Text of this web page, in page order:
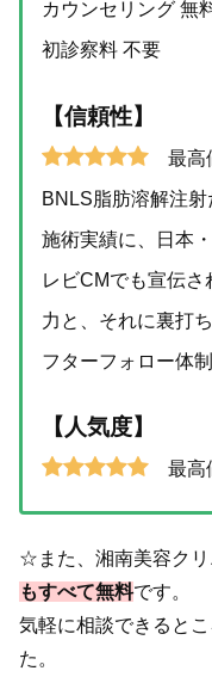
カウンセリング 無
初診察料 不要
【信頼性】
最高
BNLS脂肪溶解注
施術実績に、日本
レビCMでも宣伝
力と、それに裏打
フターフォロー体
【人気度】
最高
☆また、湘南美容クリ
もすべて無料です。
気軽に相談できると
た。